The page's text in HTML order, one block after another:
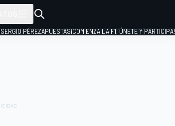
SERGIO PÉREZAPUESTAS¡COMIENZA LA F1, ÚNETE Y PARTICIPA!